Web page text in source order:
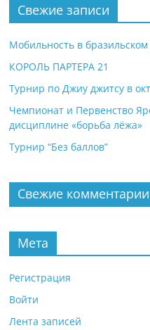
Свежие записи
Мобильность в
КОРОЛЬ ПАРТЕРА 21
Турнир по Джиу джитсу в
Чемпионат и Первенство
дисциплине «борьба лёжа»
Турнир “Без баллов”
Свежие комментарии
Мета
Регистрация
Войти
Лента записей